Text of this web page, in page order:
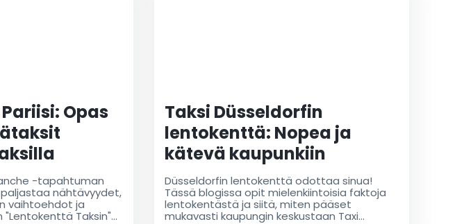
Opas
-tapahtuman
nähtävyydet,
vaihtoehdot ja
Taksin"
Taksi Düsseldorfin
lentokenttä: Nopea ja
kätevä kaupunkiin
Düsseldorfin lentokenttä odottaa sinua!
Tässä blogissa opit mielenkiintoisia faktoja
lentokentästä ja siitä, miten pääset
mukavasti kaupungin keskustaan Taxi